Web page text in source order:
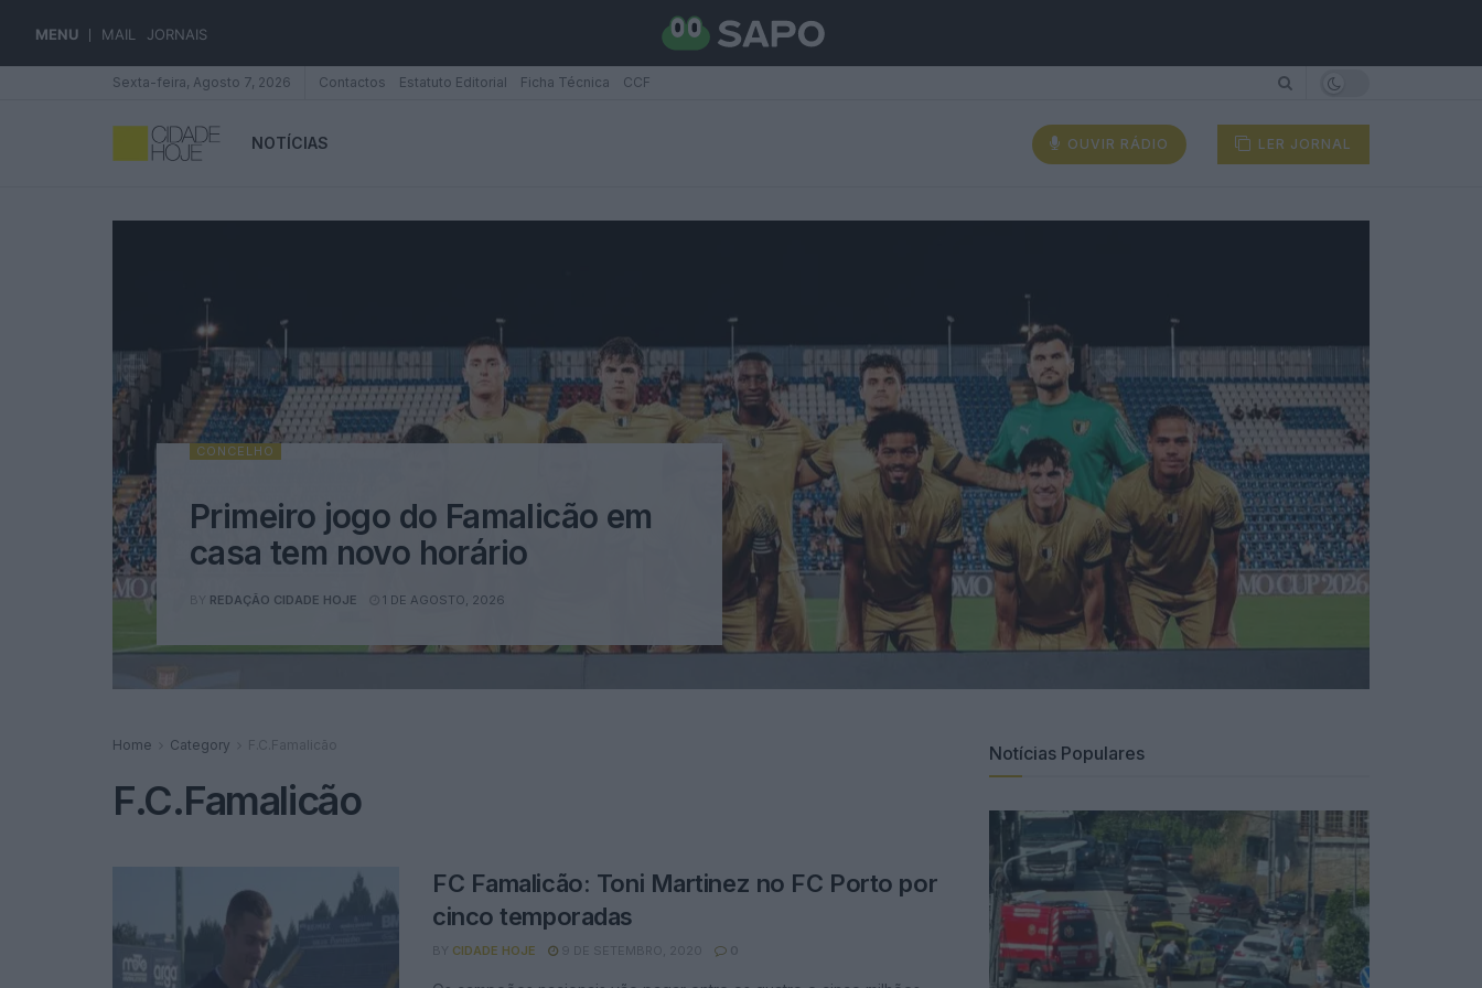
MENU MAIL JORNAIS
Sexta-feira, Agosto 7, 2026 Contactos Estatuto Editorial Ficha Técnica CCF
NOTÍCIAS OUVIR RÁDIO LER JORNAL
CONCELHO
Primeiro jogo do Famalicão em
casa tem novo horário
BY REDAÇÃO CIDADE HOJE 1 DE AGOSTO, 2026
Home Category F.C.Famalicão
F.C.Famalicão
FC Famalicão: Toni Martinez no FC Porto por
cinco temporadas
BY CIDADE HOJE 9 DE SETEMBRO, 2020 0
Notícias Populares